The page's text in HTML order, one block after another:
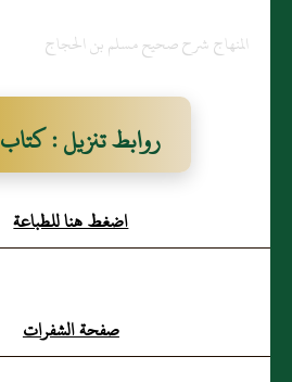
المنهاج شرح صحيح مسلم بن الحجاج
روابط تنزيل : كتاب
المساقاة والمزارعة
اضغط هنا للطباعة
صفحة الشفرات